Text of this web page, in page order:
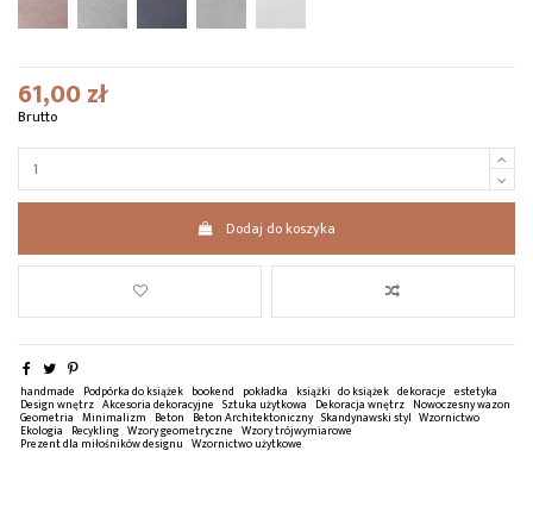
61,00 zł
Brutto
Dodaj do koszyka
handmade Podpórka do książek bookend pokładka książki do książek dekoracje estetyka
Design wnętrz Akcesoria dekoracyjne Sztuka użytkowa Dekoracja wnętrz Nowoczesny wazon
Geometria Minimalizm Beton Beton Architektoniczny Skandynawski styl Wzornictwo
Ekologia Recykling Wzory geometryczne Wzory trójwymiarowe
Prezent dla miłośników designu Wzornictwo użytkowe